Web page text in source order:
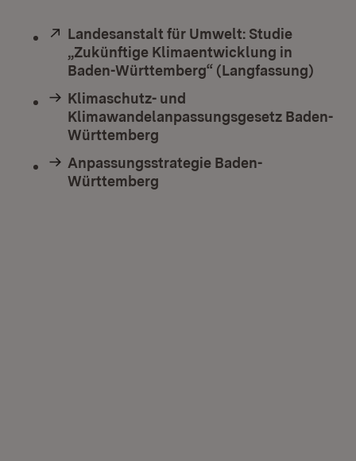
Extern:
Landesanstalt für Umwelt: Studie
„Zukünftige Klimaentwicklung in
Baden-Württemberg“ (Langfassung)
Klimaschutz- und
Klimawandelanpassungsgesetz Baden-
Württemberg
Anpassungsstrategie Baden-
Württemberg